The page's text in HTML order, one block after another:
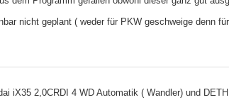
nicht geplant ( weder für PKW geschweige denn
iX35 2,0CRDI 4 WD Automatik ( Wandler) und